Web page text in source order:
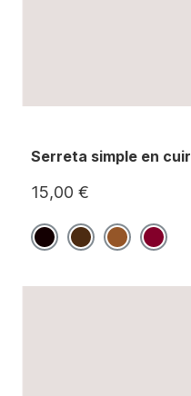
Serreta simple en cuir
15,00 €